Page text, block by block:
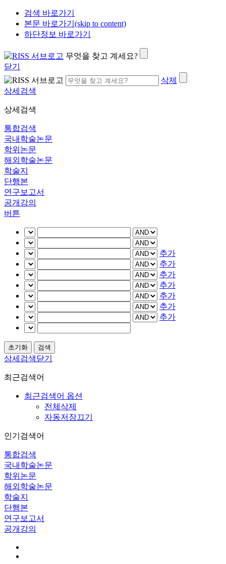
검색 바로가기
본문 바로가기(skip to content)
하단정보 바로가기
무엇을 찾고 계세요?
닫기
삭제
상세검색
상세검색
통합검색
국내학술논문
학위논문
해외학술논문
학술지
단행본
연구보고서
공개강의
버튼
추가
추가
추가
추가
추가
추가
추가
상세검색닫기
최근검색어
최근검색어 옵션
전체삭제
자동저장끄기
인기검색어
통합검색
국내학술논문
학위논문
해외학술논문
학술지
단행본
연구보고서
공개강의